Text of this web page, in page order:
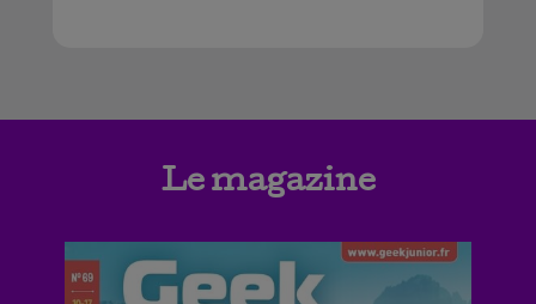
Le magazine